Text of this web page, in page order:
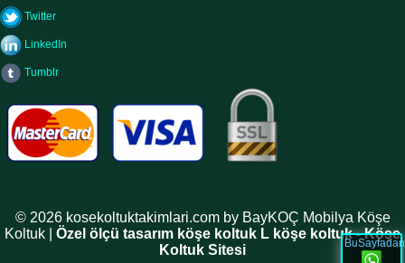
Twitter
LinkedIn
Tumblr
© 2026 kosekoltuktakimlari.com by BayKOÇ Mobilya Köşe
Koltuk | Özel ölçü tasarım köşe koltuk L köşe koltuk - Köşe
Koltuk Sitesi
BuSayfadan